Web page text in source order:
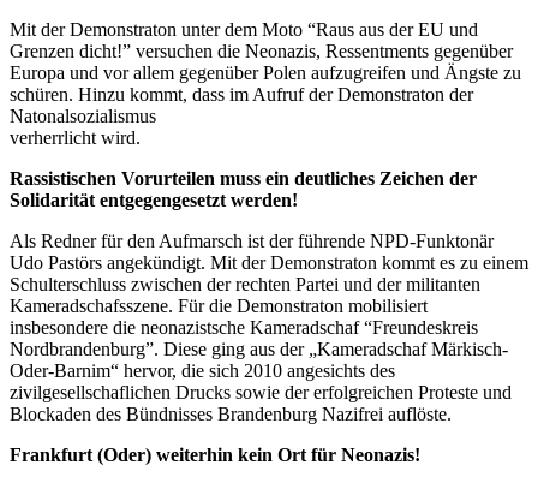
Mit der Demonstraton unter dem Moto “Raus aus der EU und
Grenzen dicht!” versuchen die Neonazis, Ressentments gegenüber
Europa und vor allem gegenüber Polen aufzugreifen und Ängste zu
schüren. Hinzu kommt, dass im Aufruf der Demonstraton der
Natonalsozialismus
verherrlicht wird.
Rassistischen Vorurteilen muss ein deutliches Zeichen der
Solidarität entgegengesetzt werden!
Als Redner für den Aufmarsch ist der führende NPD-Funktonär
Udo Pastörs angekündigt. Mit der Demonstraton kommt es zu einem
Schulterschluss zwischen der rechten Partei und der militanten
Kameradschafsszene. Für die Demonstraton mobilisiert
insbesondere die neonazistsche Kameradschaf “Freundeskreis
Nordbrandenburg”. Diese ging aus der „Kameradschaf Märkisch-
Oder-Barnim“ hervor, die sich 2010 angesichts des
zivilgesellschaflichen Drucks sowie der erfolgreichen Proteste und
Blockaden des Bündnisses Brandenburg Nazifrei auflöste.
Frankfurt (Oder) weiterhin kein Ort für Neonazis!